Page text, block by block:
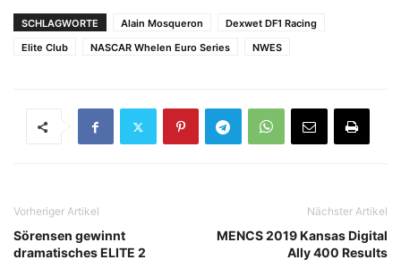
SCHLAGWORTE Alain Mosqueron
Dexwet DF1 Racing
Elite Club
NASCAR Whelen Euro Series NWES
Vorheriger Artikel
Sörensen gewinnt
dramatisches ELITE 2
Nächster Artikel
MENCS 2019 Kansas Digital
Ally 400 Results